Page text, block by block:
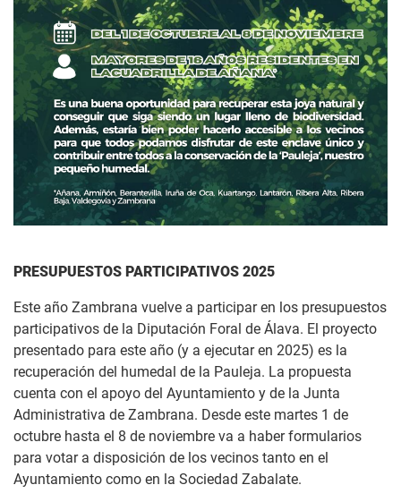
PRESUPUESTOS PARTICIPATIVOS 2025
Este año Zambrana vuelve a participar en los presupuestos
participativos de la Diputación Foral de Álava. El proyecto
presentado para este año (y a ejecutar en 2025) es la
recuperación del humedal de la Pauleja. La propuesta
cuenta con el apoyo del Ayuntamiento y de la Junta
Administrativa de Zambrana. Desde este martes 1 de
octubre hasta el 8 de noviembre va a haber formularios
para votar a disposición de los vecinos tanto en el
Ayuntamiento como en la Sociedad Zabalate.